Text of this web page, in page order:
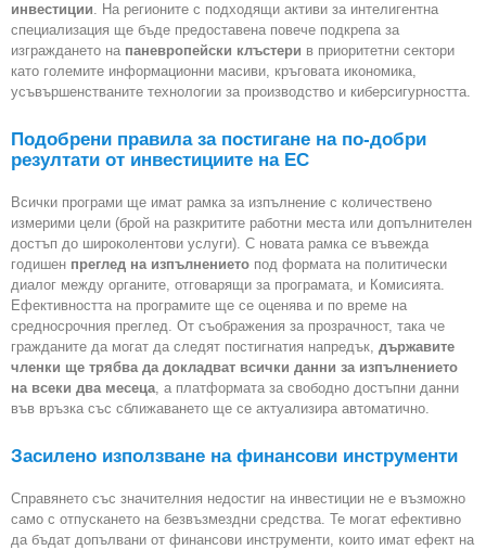
инвестиции. На регионите с подходящи активи за интелигентна
специализация ще бъде предоставена повече подкрепа за
изграждането на паневропейски клъстери в приоритетни сектори
като големите информационни масиви, кръговата икономика,
усъвършенстваните технологии за производство и киберсигурността.
Подобрени правила за постигане на по-добри
резултати от инвестициите на EC
Всички програми ще имат рамка за изпълнение с количествено
измерими цели (брой на разкритите работни места или допълнителен
достъп до широколентови услуги). С новата рамка се въвежда
годишен преглед на изпълнението под формата на политически
диалог между органите, отговарящи за програмата, и Комисията.
Ефективността на програмите ще се оценява и по време на
средносрочния преглед. От съображения за прозрачност, така че
гражданите да могат да следят постигнатия напредък, държавите
членки ще трябва да докладват всички данни за изпълнението
на всеки два месеца, а платформата за свободно достъпни данни
във връзка със сближаването ще се актуализира автоматично.
Засилено използване на финансови инструменти
Справянето със значителния недостиг на инвестиции не е възможно
само с отпускането на безвъзмездни средства. Те могат ефективно
да бъдат допълвани от финансови инструменти, които имат ефект на